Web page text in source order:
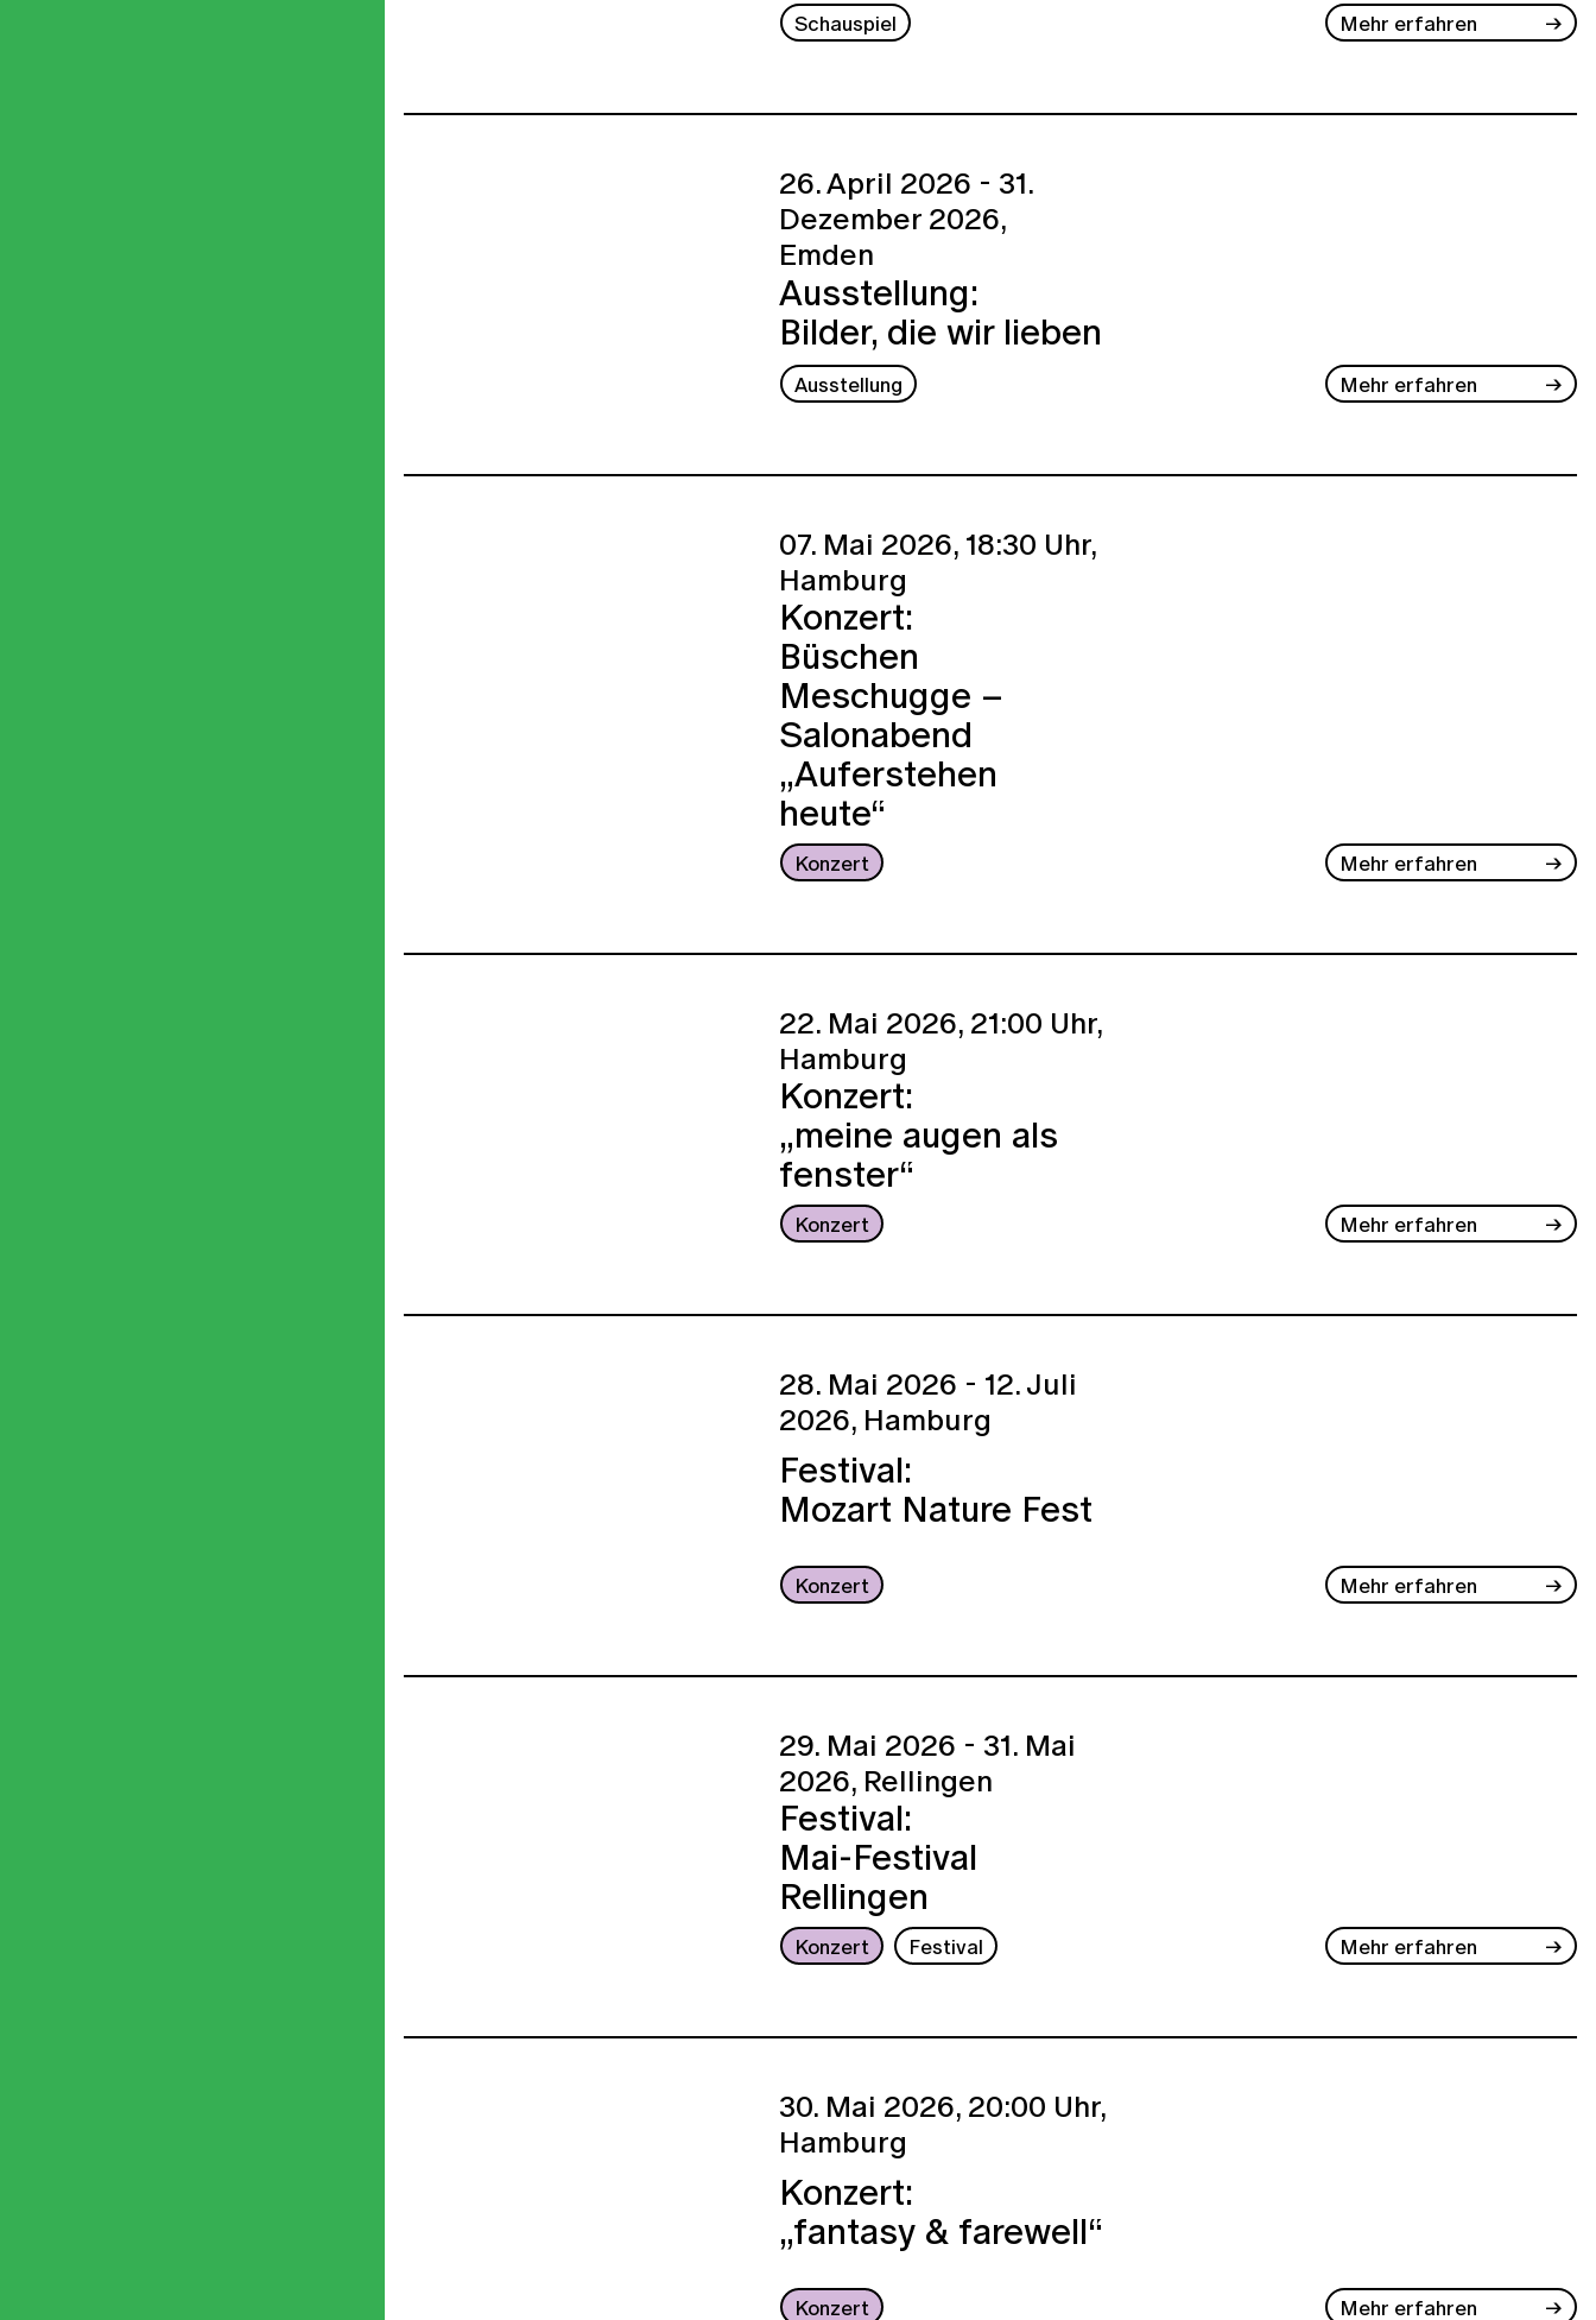
Schauspiel Mehr erfahren
26. April 2026 - 31.
Dezember 2026,
Emden
Ausstellung:
Bilder, die wir lieben
Ausstellung Mehr erfahren
07. Mai 2026,18:30 Uhr,
Hamburg
Konzert:
Büschen
Meschugge –
Salonabend
„Auferstehen
heute“
Konzert Mehr erfahren
22. Mai 2026,21:00 Uhr,
Hamburg
Konzert:
„meine augen als
fenster“
Konzert Mehr erfahren
28. Mai 2026 - 12. Juli
2026, Hamburg
Festival:
Mozart Nature Fest
Konzert Mehr erfahren
29. Mai 2026 - 31. Mai
2026, Rellingen
Festival:
Mai-Festival
Rellingen
Konzert Festival Mehr erfahren
30. Mai 2026,20:00 Uhr,
Hamburg
Konzert:
„fantasy & farewell“
Konzert Mehr erfahren